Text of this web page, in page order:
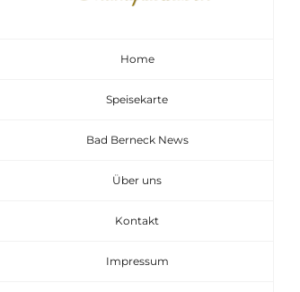
Home
Speisekarte
Bad Berneck News
Über uns
Kontakt
Impressum